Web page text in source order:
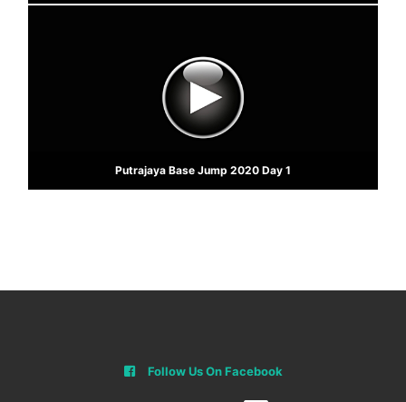
Putrajaya Base Jump 2020 Day 1
Follow Us On Facebook